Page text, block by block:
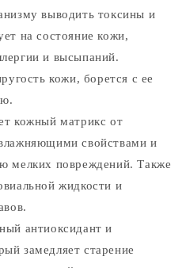
выводить токсины и
на состояние кожи,
и высыпаний.
кожи, борется с ее
кожный матрикс от
свойствами и
мелких повреждений. Также
жидкости и
антиоксидант и
замедляет старение